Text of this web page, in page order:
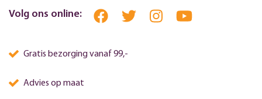
Volg ons online:
Gratis bezorging vanaf 99,-
Advies op maat